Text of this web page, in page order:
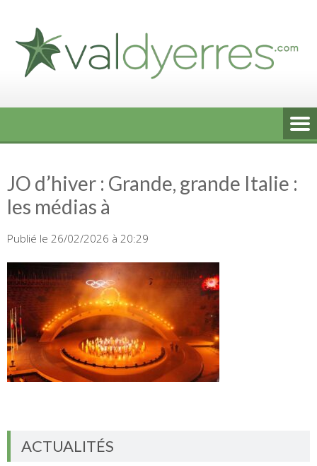
content
JO d’hiver : Grande, grande Italie :
les médias à
Publié le 26/02/2026 à 20:29
ACTUALITÉS